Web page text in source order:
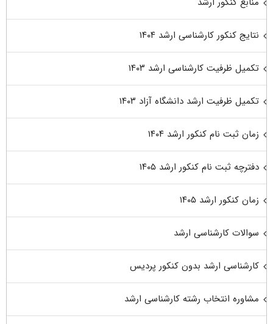
نتایج کنکور کارشناسی ارشد ۱۴۰۴
تکمیل ظرفیت کارشناسی ارشد ۱۴۰۳
تکمیل ظرفیت ارشد دانشگاه آزاد ۱۴۰۳
زمان ثبت نام کنکور ارشد ۱۴۰۴
دفترچه ثبت نام کنکور ارشد ۱۴۰۵
زمان کنکور ارشد ۱۴۰۵
سوالات کارشناسی ارشد
کارشناسی ارشد بدون کنکور پردیس
مشاوره انتخاب رشته کارشناسی ارشد